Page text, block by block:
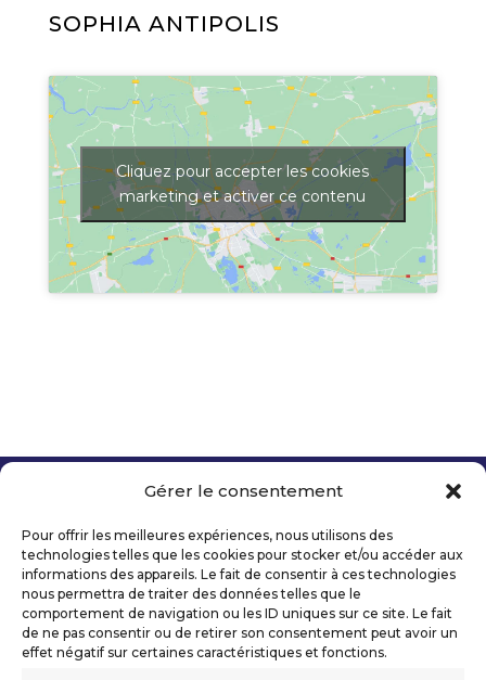
Gérer le consentement
Pour offrir les meilleures expériences, nous utilisons des
technologies telles que les cookies pour stocker et/ou accéder aux
informations des appareils. Le fait de consentir à ces technologies
nous permettra de traiter des données telles que le
comportement de navigation ou les ID uniques sur ce site. Le fait
de ne pas consentir ou de retirer son consentement peut avoir un
effet négatif sur certaines caractéristiques et fonctions.
SOPHIA ANTIPOLIS
Cliquez pour accepter les cookies
marketing et activer ce contenu
Mentions légales
Politique de confidentialité
Déclaration d’accessibilité numérique
Ils nous soutiennent